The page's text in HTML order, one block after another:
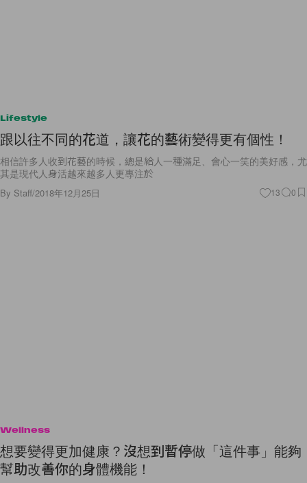
Lifestyle
跟以往不同的花道，讓花的藝術變得更有個性！
相信許多人收到花藝的時候，總是給人一種滿足、會心一笑的美好感，尤
其是現代人身活越來越多人更專注於
By Staff/2018年12月25日 13 0
Wellness
想要變得更加健康？沒想到暫停做「這件事」能夠
幫助改善你的身體機能！